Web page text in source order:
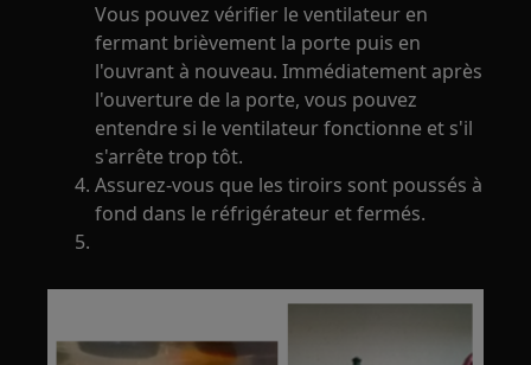
Vous pouvez vérifier le ventilateur en
fermant brièvement la porte puis en
l'ouvrant à nouveau. Immédiatement après
l'ouverture de la porte, vous pouvez
entendre si le ventilateur fonctionne et s'il
s'arrête trop tôt.
Assurez-vous que les tiroirs sont poussés à
fond dans le réfrigérateur et fermés.